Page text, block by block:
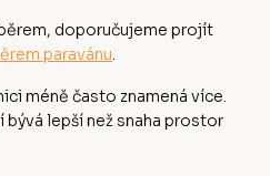
doporučujeme projít
paravánu.
méně často znamená více.
lepší než snaha prostor